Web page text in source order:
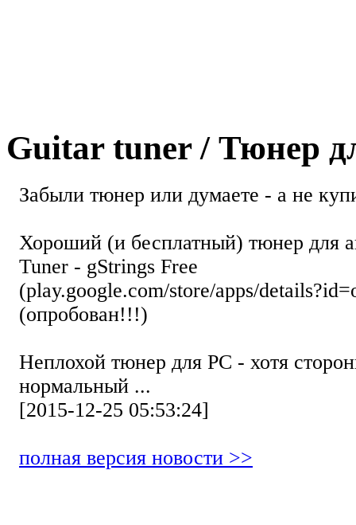
Guitar tuner / Тюнер
Забыли тюнер или думаете - а не
Хороший (и бесплатный) тюнер для
Tuner - gStrings Free
(play.google.com/store/apps/
(опробован!!!)
Неплохой тюнер для РС - хотя
нормальный ...
[2015-12-25 05:53:24]
полная версия новости >>